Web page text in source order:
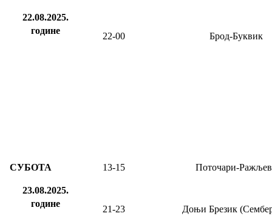
22.08.2025.
године
22-00 Брод-Буквик
СУБОТА
23.08.2025.
године
13-15 Поточари-
21-23 Доњи Брезик